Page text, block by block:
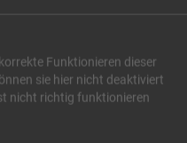
Funktionieren dieser
sie hier nicht deaktiviert
nicht richtig funktionieren